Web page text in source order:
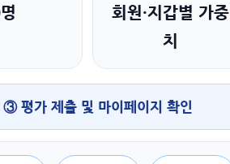
회원·지갑별 가중
치
가 제출 및 마이페이지 확인